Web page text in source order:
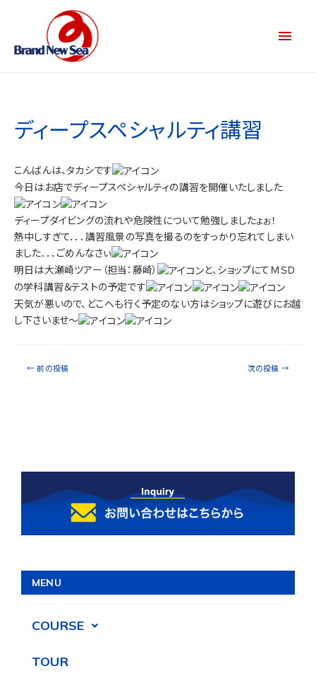
ディープスペシャルティ講習
こんばんは、タカシです
今日はお店でディープスペシャルティの講習を開催いたしました
ディープダイビングの流れや危険性について勉強しましたょぉ！
熱中しすぎて．．．講習風景の写真を撮るのをすっかり忘れてしまい
ました．．．ごめんなさぃ
明日は大瀬崎ツアー（担当：藤崎）
と、ショップにてＭＳＤ
の学科講習＆テストの予定です
天気が悪いので、どこへも行く予定のない方はショップに遊びにお越
し下さいませ～
← 前の投稿 次の投稿 →
MENU
COURSE
TOUR